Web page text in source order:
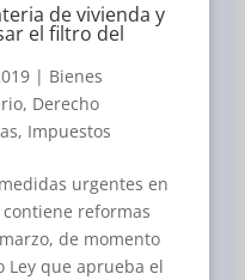
de vivienda y
el filtro del
| Bienes
, Derecho
, Impuestos
urgentes en
reformas
de momento
Ley que aprueba el